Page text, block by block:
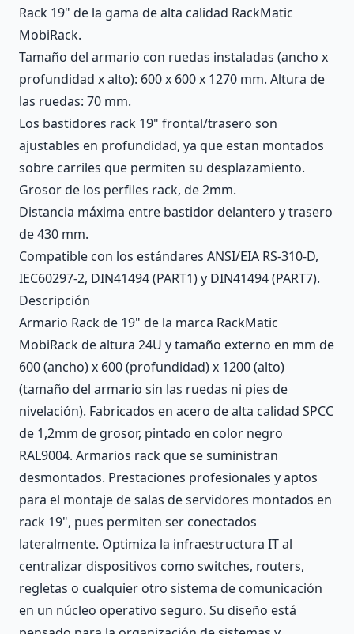
Rack 19" de la gama de alta calidad RackMatic
MobiRack.
Tamaño del armario con ruedas instaladas (ancho x
profundidad x alto): 600 x 600 x 1270 mm. Altura de
las ruedas: 70 mm.
Los bastidores rack 19" frontal/trasero son
ajustables en profundidad, ya que estan montados
sobre carriles que permiten su desplazamiento.
Grosor de los perfiles rack, de 2mm.
Distancia máxima entre bastidor delantero y trasero
de 430 mm.
Compatible con los estándares ANSI/EIA RS-310-D,
IEC60297-2, DIN41494 (PART1) y DIN41494 (PART7).
Descripción
Armario Rack de 19" de la marca RackMatic
MobiRack de altura 24U y tamaño externo en mm de
600 (ancho) x 600 (profundidad) x 1200 (alto)
(tamaño del armario sin las ruedas ni pies de
nivelación). Fabricados en acero de alta calidad SPCC
de 1,2mm de grosor, pintado en color negro
RAL9004. Armarios rack que se suministran
desmontados. Prestaciones profesionales y aptos
para el montaje de salas de servidores montados en
rack 19", pues permiten ser conectados
lateralmente. Optimiza la infraestructura IT al
centralizar dispositivos como switches, routers,
regletas o cualquier otro sistema de comunicación
en un núcleo operativo seguro. Su diseño está